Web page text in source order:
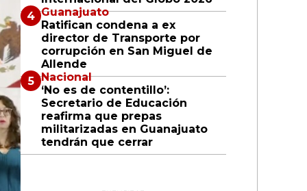
Guanajuato
Ratifican condena a ex
director de Transporte por
corrupción en San Miguel de
Allende
Nacional
‘No es de contentillo’:
Secretario de Educación
reafirma que prepas
militarizadas en Guanajuato
tendrán que cerrar